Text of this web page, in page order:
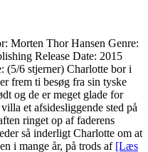
Morten Thor Hansen Genre:
Release Date: 2015
(5/6 stjerner) Charlotte bor i
frem ti besøg fra sin tyske
og de er meget glade for
et afsidesliggende sted på
ringet op af faderens
så inderligt Charlotte om at
i mange år, på trods af [Læs